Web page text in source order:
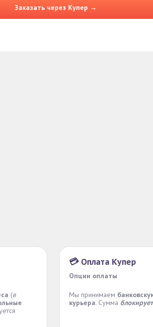
Заказать через Купер →
(в
💳 Оплата Купер
Опции оплаты
Мы принимаем
курьера. Сумма